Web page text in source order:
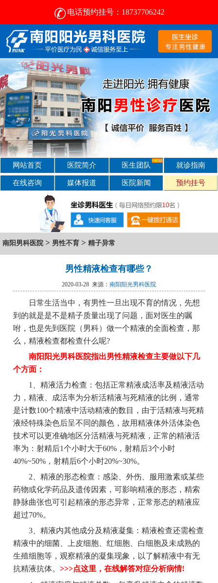
电话预约挂号：18737706242
南阳治疗前列腺的医院-南阳阳光男科医院 [前列腺专科]
网站首页 医院简介 医生团队 就诊指南
在线咨询 媒体报道 医院新闻 预约挂号
南阳男科医院 > 男性不育 > 精子异常
男性精液检查有哪些？
2020-03-28 来源： 南阳阳光男科医院
日常生活当中，有男性一旦出现不育的情况，先想
到的就是是不是精子质量出现了问题，面对医生的嘱
咐，也是先到医院（男科）做一个精液的全面检查，那
么，精液检查都检查什么呢?
南阳阳光男科医院指出男性精液检查主要做以下几
个方面：
1、精液活力检查：包括正常精液成活率及精液活动
力，精液、成活率为分析活精液与死精液的比例，通常
是计数100个精液中活动精液的数目，由于活精液与死精
液经特殊染色后呈不同的颜色，故用精液体外活体染色
技术可以更准确地区分活精液与死精液，正常的精液活
率为：射精后1个小时大于60%，射精后3个小时
40%~50%，射精后6个小时20%~30%。
2、精液的形态检查：感染、外伤、服用激素或某些
药物或化学药品及遗传因素，可影响精液的形态，精索
静脉曲张也可引起精液的形态异常，正常形态的精液应
超过70%。
3、精液内其他成分及精液凝集：精液检查还需检查
精液中的细菌、上皮细胞、红细胞、白细胞及未成熟的
生殖细胞等，观察精液的凝集现象，以了解精液中有无
抗精液抗体。 >>>点这里，在线解答对症分析病情!